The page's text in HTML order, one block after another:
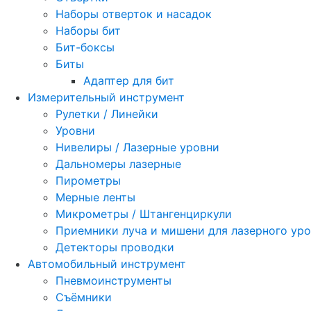
Наборы отверток и насадок
Наборы бит
Бит-боксы
Биты
Адаптер для бит
Измерительный инструмент
Рулетки / Линейки
Уровни
Нивелиры / Лазерные уровни
Дальномеры лазерные
Пирометры
Мерные ленты
Микрометры / Штангенциркули
Приемники луча и мишени для лазерного
Детекторы проводки
Автомобильный инструмент
Пневмоинструменты
Съёмники